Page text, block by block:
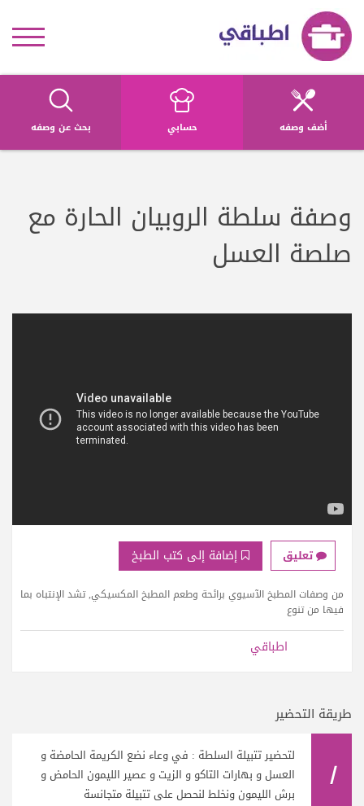
أضف وصفه حسابي بحث عن وصفه
وصفة سلطة الروبيان الحارة مع
صلصة العسل
تعليق إضافة إلى كتب الطبخ
من وصفات المطبخ الآسيوي برائحة وطعم المطبخ المكسيكي, تشد الإنتباه بما
فيها من تنوع
اطباقي
طريقة التحضير
١
لتحضير تتبيلة السلطة : في وعاء نضع الكريمة الحامضة و
العسل و بهارات التاكو و الزيت و عصير الليمون الحامض و
برش الليمون ونخلط لنحصل على تتبيلة متجانسة